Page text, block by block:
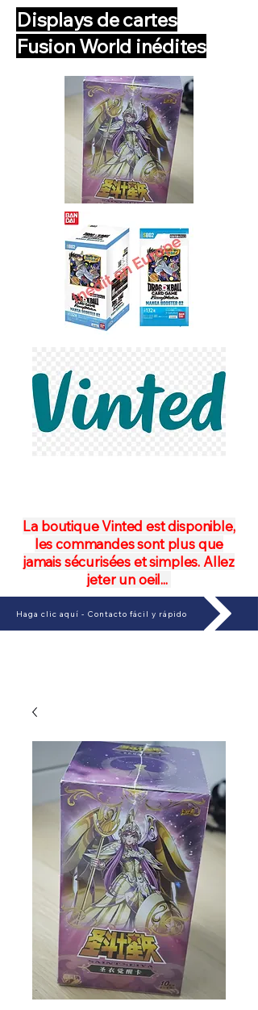
Displays de cartes
Fusion World inédites
La boutique Vinted est disponible,
les commandes sont plus que
jamais sécurisées et simples. Allez
jeter un oeil...
Haga clic aquí - Contacto fácil y rápido